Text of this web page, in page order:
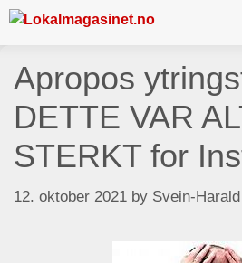
Skip
Apropos
DETTE VAR
STERKT for
12. oktober 2021 by Svein-